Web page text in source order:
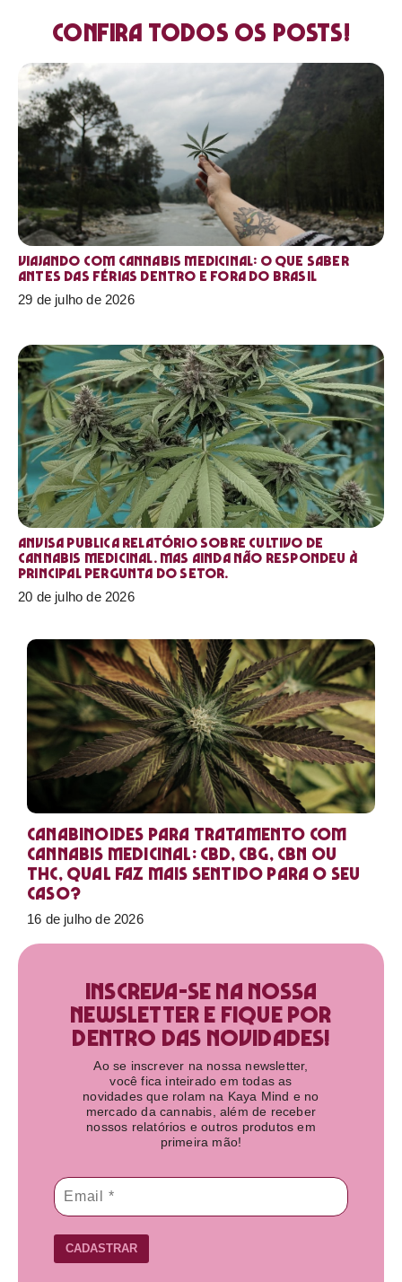
Confira todos os posts!
Viajando com cannabis medicinal: o que saber
antes das férias dentro e fora do Brasil
29 de julho de 2026
Anvisa publica relatório sobre cultivo de
Cannabis medicinal. Mas ainda não respondeu à
principal pergunta do setor.
20 de julho de 2026
Canabinoides para tratamento com
cannabis medicinal: CBD, CBG, CBN ou
THC, qual faz mais sentido para o seu
caso?
16 de julho de 2026
Inscreva-se na nossa
newsletter e fique por
dentro das novidades!​
Ao se inscrever na nossa newsletter,
você fica inteirado em todas as
novidades que rolam na Kaya Mind e no
mercado da cannabis, além de receber
nossos relatórios e outros produtos em
primeira mão!
CADASTRAR